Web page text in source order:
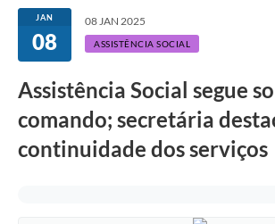
JAN
08
08 JAN 2025
ASSISTÊNCIA SOCIAL
Assistência Social segue
comando; secretária
continuidade dos serviços